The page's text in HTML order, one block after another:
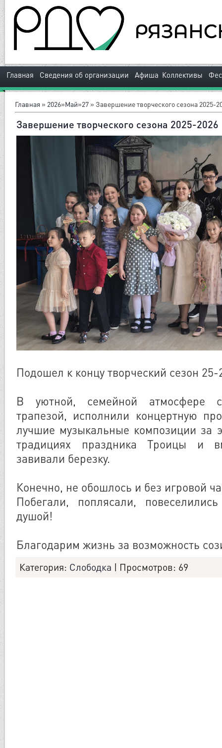
Главная Сведения об организации Афиша Коллективы
Главная » 2026»Май»27 » Завершение творческого сезона 2025-
Завершение творческого сезона 2025-2026
Подошел к концу творческий сезон 25-
В уютной, семейной атмосфере
трапезой, исполнили концертную
лучшие музыкальные композиции за
традициях праздника Троицы и
завивали березку.
Конечно, не обошлось и без игровой
Побегали, поплясали,
душой!
Благодарим жизнь за возможность
Категория: Слободка | Просмотров: 69